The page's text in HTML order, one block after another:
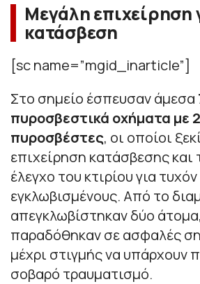
Μεγάλη επιχείρηση
κατάσβεση
[sc name=”mgid_inarticle”]
Στο σημείο έσπευσαν άμεσα
πυροσβεστικά οχήματα με
πυροσβέστες, οι οποίοι
επιχείρηση κατάσβεσης και
έλεγχο του κτιρίου για τυχόν
εγκλωβισμένους. Από το
απεγκλωβίστηκαν δύο
παραδόθηκαν σε ασφαλές
μέχρι στιγμής να υπάρχουν
σοβαρό τραυματισμό.